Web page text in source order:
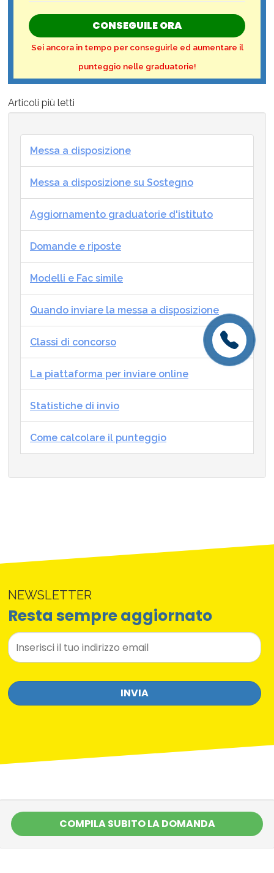
COMPILA LA TUA MAD
CONSEGUILE ORA
Sei ancora in tempo per conseguirle ed aumentare il
punteggio nelle graduatorie!
Articoli più letti
Messa a disposizione
Messa a disposizione su Sostegno
Aggiornamento graduatorie d'istituto
Domande e riposte
Modelli e Fac simile
Quando inviare la messa a disposizione
Classi di concorso
La piattaforma per inviare online
Statistiche di invio
Come calcolare il punteggio
NEWSLETTER
Resta sempre aggiornato